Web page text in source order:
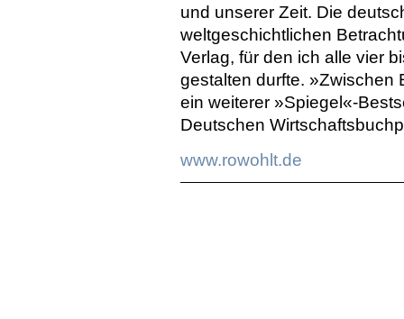
und unserer Zeit. Die
weltgeschichtlichen
Verlag, für den ich alle vier
gestalten durfte. »Zwischen
ein weiterer »Spiegel«-
Deutschen
www.rowohlt.de